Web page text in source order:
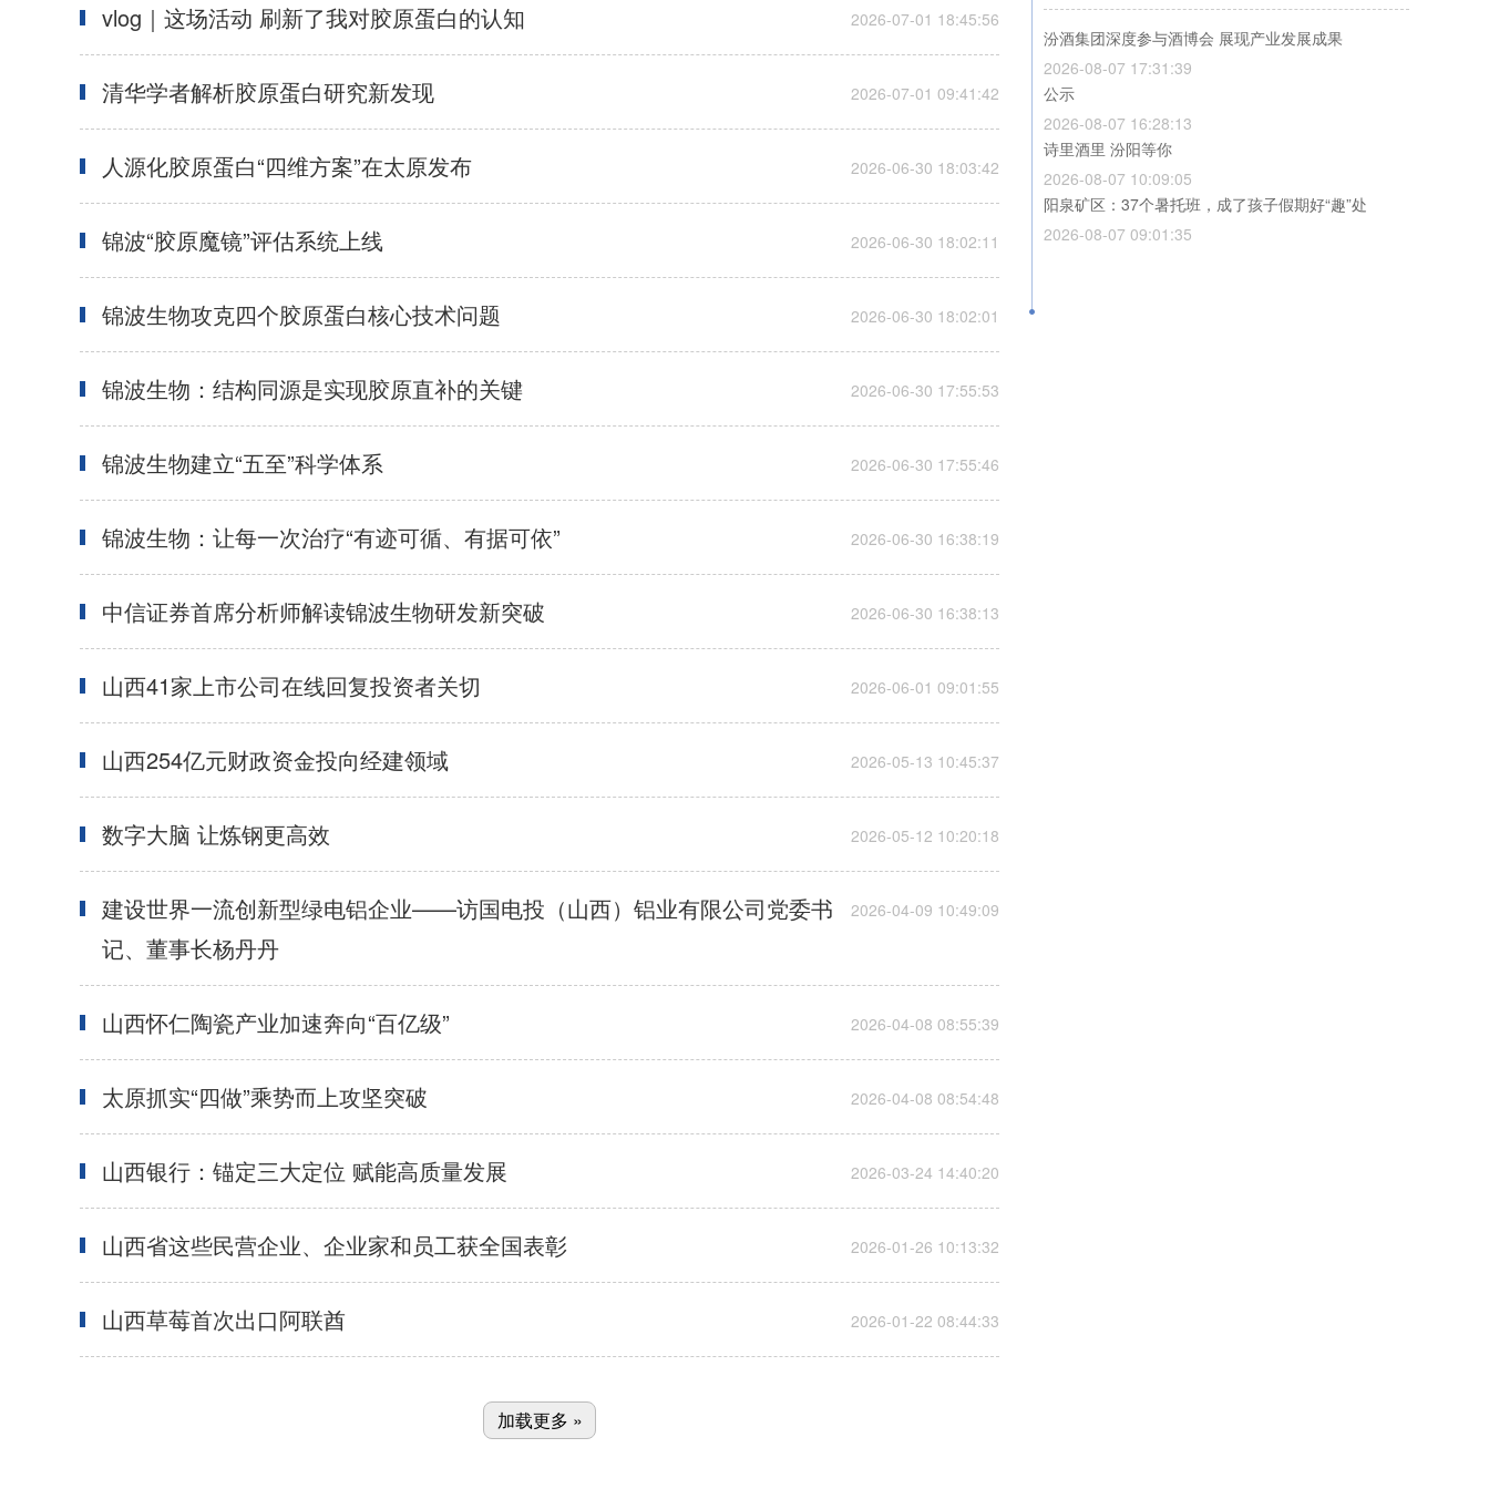
vlog｜这场活动 刷新了我对胶原蛋白的认知
清华学者解析胶原蛋白研究新发现
人源化胶原蛋白“四维方案”在太原发布
锦波“胶原魔镜”评估系统上线
锦波生物攻克四个胶原蛋白核心技术问题
锦波生物：结构同源是实现胶原直补的关键
锦波生物建立“五至”科学体系
锦波生物：让每一次治疗“有迹可循、有据可依”
中信证券首席分析师解读锦波生物研发新突破
山西41家上市公司在线回复投资者关切
山西254亿元财政资金投向经建领域
数字大脑 让炼钢更高效
建设世界一流创新型绿电铝企业——访国电投（山西）铝业有限公司党委书
记、董事长杨丹丹
山西怀仁陶瓷产业加速奔向“百亿级”
太原抓实“四做”乘势而上攻坚突破
山西银行：锚定三大定位 赋能高质量发展
山西省这些民营企业、企业家和员工获全国表彰
山西草莓首次出口阿联酋
加载更多 »
汾酒集团深度参与酒博会 展现产业发展成果
2026-08-07 17:31:39
公示
2026-08-07 16:28:13
诗里酒里 汾阳等你
2026-08-07 10:09:05
阳泉矿区：37个暑托班，成了孩子假期好“趣”处
2026-08-07 09:01:35